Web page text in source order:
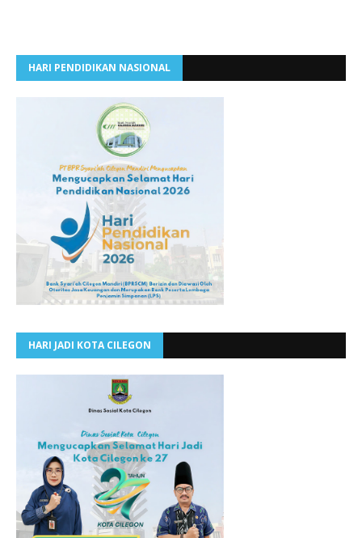
HARI PENDIDIKAN NASIONAL
HARI JADI KOTA CILEGON